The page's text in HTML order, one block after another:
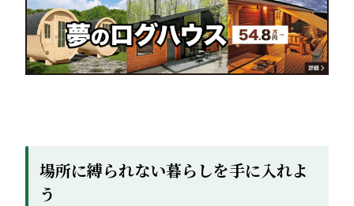
場所に縛られない暮らしを手に入れよ
う